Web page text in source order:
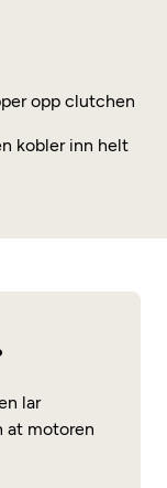
opp clutchen
kobler inn helt
lar
at motoren